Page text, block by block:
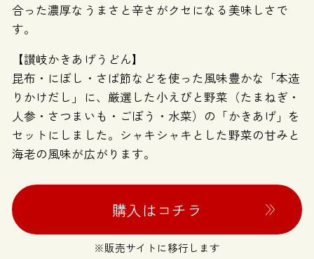
合った濃厚なうまさと辛さがクセになる美味しさで
す。
【讃岐かきあげうどん】
昆布・にぼし・さば節などを使った風味豊かな「本造
りかけだし」に、厳選した小えびと野菜（たまねぎ・
人参・さつまいも・ごぼう・水菜）の「かきあげ」を
セットにしました。シャキシャキとした野菜の甘みと
海老の風味が広がります。
購入はコチラ
※販売サイトに移行します